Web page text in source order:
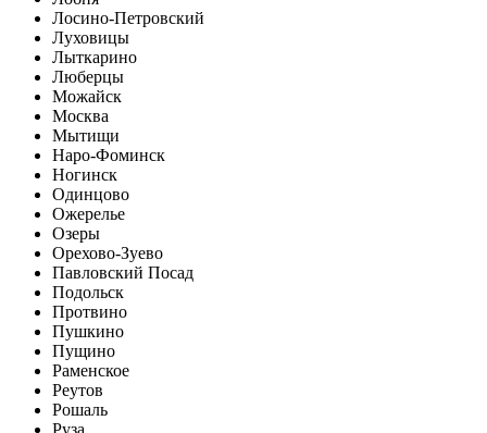
Лосино-Петровский
Луховицы
Лыткарино
Люберцы
Можайск
Москва
Мытищи
Наро-Фоминск
Ногинск
Одинцово
Ожерелье
Озеры
Орехово-Зуево
Павловский Посад
Подольск
Протвино
Пушкино
Пущино
Раменское
Реутов
Рошаль
Руза